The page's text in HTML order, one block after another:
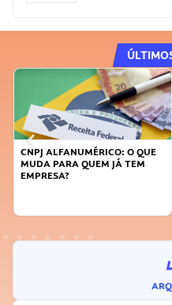
DICAS PARA OBTER CRÉDITO